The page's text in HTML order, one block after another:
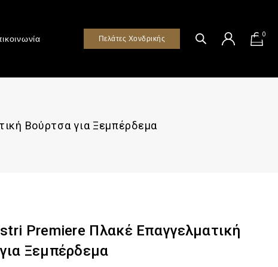
Πελάτες Χονδρικής 0
Βούρτσα για Ξεμπέρδεμα
Premiere Πλακέ Επαγγελματική
Ξεμπέρδεμα